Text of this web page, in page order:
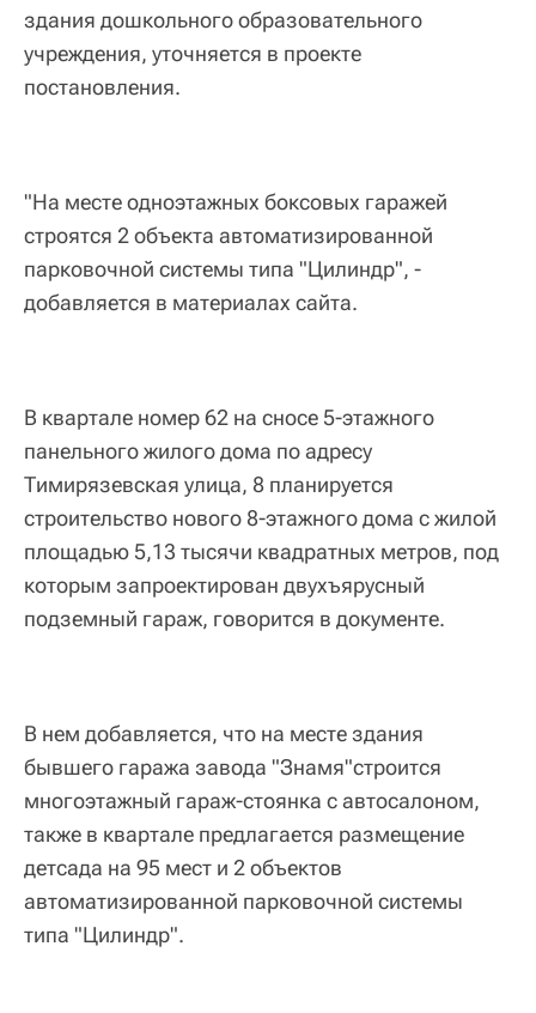
здания дошкольного образовательного
учреждения, уточняется в проекте
постановления.
"На месте одноэтажных боксовых гаражей
строятся 2 объекта автоматизированной
парковочной системы типа "Цилиндр", -
добавляется в материалах сайта.
В квартале номер 62 на сносе 5-этажного
панельного жилого дома по адресу
Тимирязевская улица, 8 планируется
строительство нового 8-этажного дома с жилой
площадью 5,13 тысячи квадратных метров, под
которым запроектирован двухъярусный
подземный гараж, говорится в документе.
В нем добавляется, что на месте здания
бывшего гаража завода "Знамя"строится
многоэтажный гараж-стоянка с автосалоном,
также в квартале предлагается размещение
детсада на 95 мест и 2 объектов
автоматизированной парковочной системы
типа "Цилиндр".